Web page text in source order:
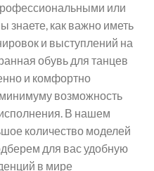
или
знаете, как важно иметь
и выступлений на
обувь для танцев
и комфортно
минимуму возможность
В нашем
количество моделей
для вас удобную
в мире